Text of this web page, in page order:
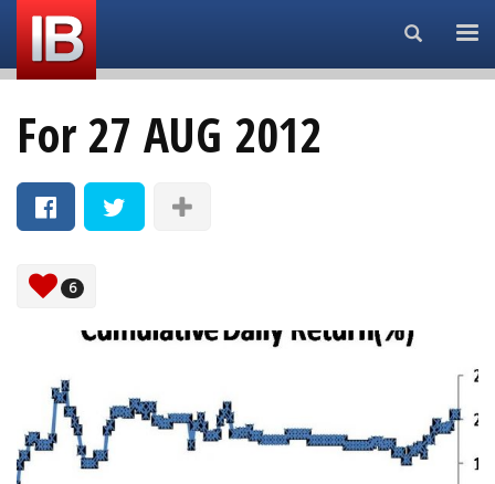
Search...
For 27 AUG 2012
6